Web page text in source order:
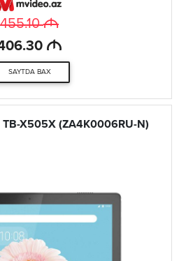
455.10M
M
SAYTDA BAX
TB-X505X (ZA4K0006RU-N)